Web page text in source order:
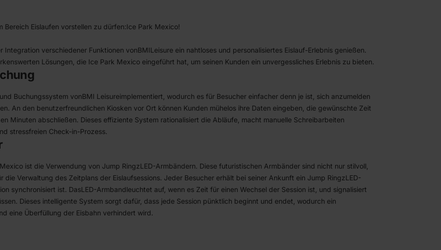
Bereich Eislaufen vorstellen zu dürfen:Ice Park Mexico!
Integration verschiedener Funktionen vonBMILeisure ein nahtloses und personalisiertes Eislauf-Erlebnis genießen.
Lösungen, die Ice Park Mexico eingeführt hat, um seinen Kunden ein unvergessliches Erlebnis zu bieten.
Buchungssystem vonBMI Leisureimplementiert, wodurch es für Besucher einfacher denn je ist, sich anzumelden
An den benutzerfreundlichen Kiosken vor Ort können Kunden mühelos ihre Daten eingeben, die gewünschte Zeit
Minuten abschließen. Dieses effiziente System rationalisiert die Abläufe, macht manuelle Schreibarbeiten
stressfreien Check-in-Prozess.
ist die Verwendung von Jump RingzLED-Armbändern. Diese futuristischen Armbänder sind nicht nur stilvoll,
Verwaltung des Zeitplans der Eislaufsessions. Jeder Besucher erhält bei seiner Ankunft ein Jump RingzLED-
synchronisiert ist. DasLED-Armbandleuchtet auf, wenn es Zeit für einen Wechsel der Session ist, und signalisiert
Dieses intelligente System sorgt dafür, dass jede Session pünktlich beginnt und endet, wodurch ein
eine Überfüllung der Eisbahn verhindert wird.